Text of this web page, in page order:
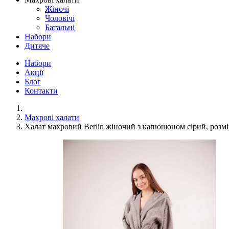
Жіночі
Чоловічі
Батальні
Набори
Дитяче
Набори
Акції
Блог
Контакти
Махрові халати
Халат махровий Berlin жіночий з капюшоном сірий,